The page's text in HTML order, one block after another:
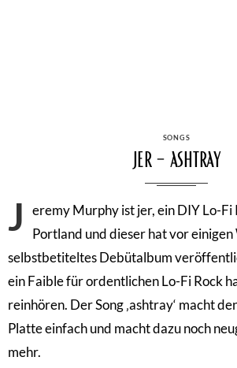
CATEGORIES
SONGS
jer – ashtray
J
eremy Murphy ist jer, ein DIY Lo-Fi
Portland und dieser hat vor einigen
selbstbetiteltes Debütalbum
ein Faible für ordentlichen Lo-Fi Rock
reinhören. Der Song ‚ashtray‘ macht
Platte einfach und macht dazu noch
mehr.